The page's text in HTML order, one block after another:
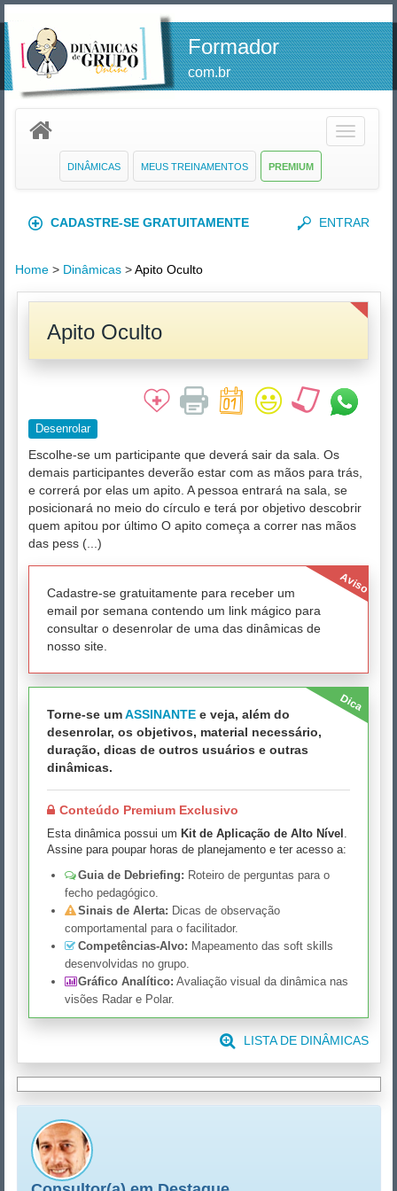
Formador
com.br
Toggle
PREMIUM
MEUS TREINAMENTOS
DINÂMICAS
CADASTRE-SE GRATUITAMENTE ENTRAR
Home > Dinâmicas >Apito Oculto
Apito Oculto
Desenrolar
Escolhe-se um participante que deverá sair da sala. Os
demais participantes deverão estar com as mãos para trás,
e correrá por elas um apito. A pessoa entrará na sala, se
posicionará no meio do círculo e terá por objetivo descobrir
quem apitou por último O apito começa a correr nas mãos
das pess (...)
Aviso
Cadastre-se gratuitamente para receber um
email por semana contendo um link mágico para
consultar o desenrolar de uma das dinâmicas de
nosso site.
Dica
Torne-se umASSINANTE e veja, além do
desenrolar, os objetivos, material necessário,
duração, dicas de outros usuários e outras
dinâmicas.
Conteúdo Premium Exclusivo
Esta dinâmica possui um Kit de Aplicação de Alto Nível .
Assine para poupar horas de planejamento e ter acesso a:
Guia de Debriefing: Roteiro de perguntas para o
fecho pedagógico.
Sinais de Alerta: Dicas de observação
comportamental para o facilitador.
Competências-Alvo: Mapeamento das soft skills
desenvolvidas no grupo.
Gráfico Analítico: Avaliação visual da dinâmica nas
visões Radar e Polar.
LISTA DE DINÂMICAS